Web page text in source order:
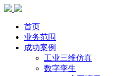
首页
业务范围
成功案例
工业三维仿真
数字孪生